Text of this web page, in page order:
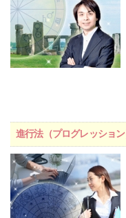
進行法（プログレッショ